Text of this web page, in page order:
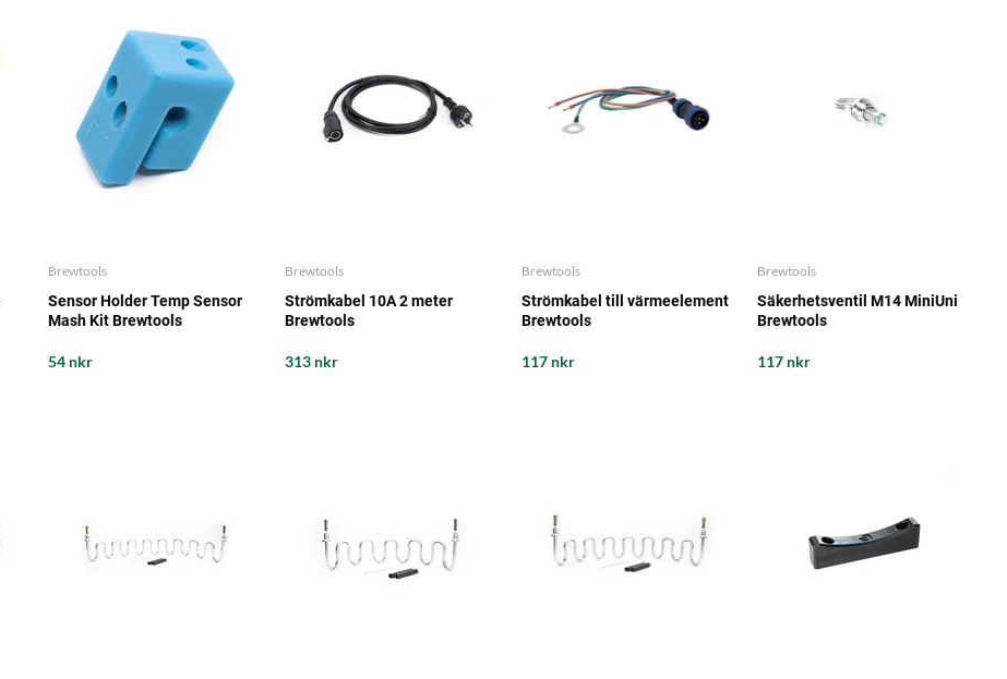
Brewtools
Sensor Holder Temp Sensor
Mash Kit Brewtools
54 nkr
Brewtools
Strömkabel 10A 2 meter
Brewtools
313 nkr
Brewtools
Strömkabel till värmeelement
Brewtools
117 nkr
Brewtools
Säkerhetsventil M14 MiniUni
Brewtools
117 nkr